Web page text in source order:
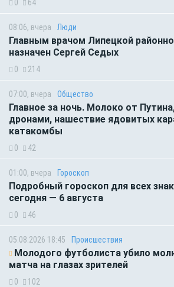
0 64
08:06, вчера Люди
Главным врачом Липецкой
назначен Сергей Седых
0 214
07:00, вчера Общество
Главное за ночь. Молоко от
дронами, нашествие ядовитых
катакомбы
0 42
01:00, вчера Гороскоп
Подробный гороскоп для всех
сегодня — 6 августа
0 46
05.08.2026 18:45 Происшествия
Молодого футболиста убило
матча на глазах зрителей
0 102